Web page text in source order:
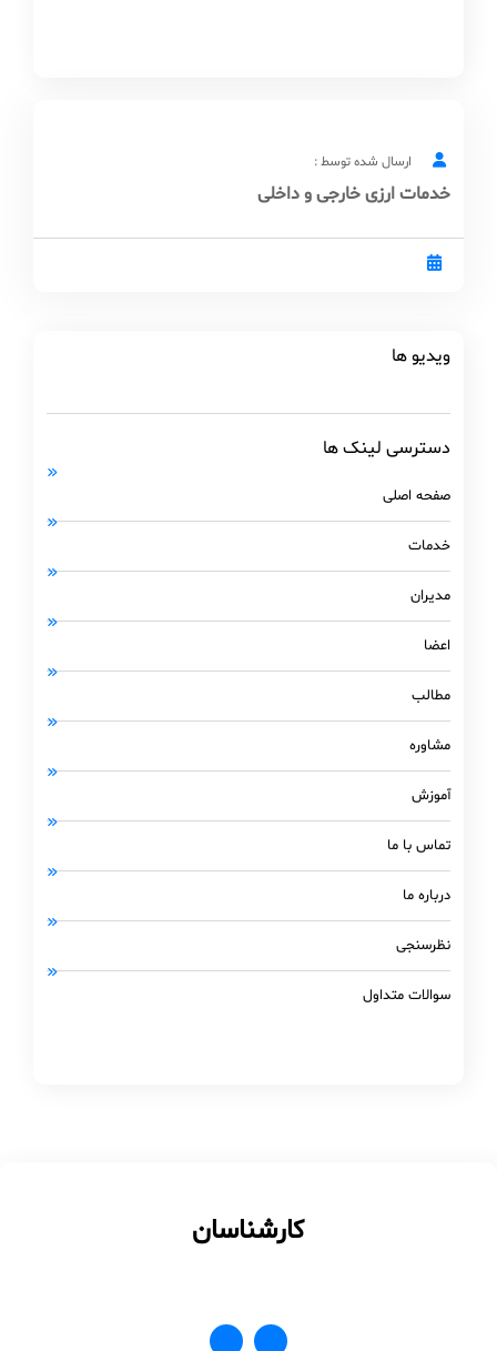
ارسال شده توسط :
خدمات ارزی خارجی و داخلی
ویدیو ها
دسترسی لینک ها
صفحه اصلی
خدمات
مدیران
اعضا
مطالب
مشاوره
آموزش
تماس با ما
درباره ما
نظرسنجی
سوالات متداول
کارشناسان